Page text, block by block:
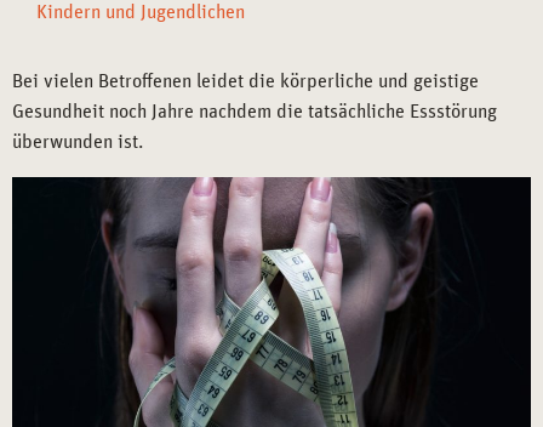
Kindern und Jugendlichen
Bei vielen Betroffenen leidet die körperliche und geistige
Gesundheit noch Jahre nachdem die tatsächliche Essstörung
überwunden ist.